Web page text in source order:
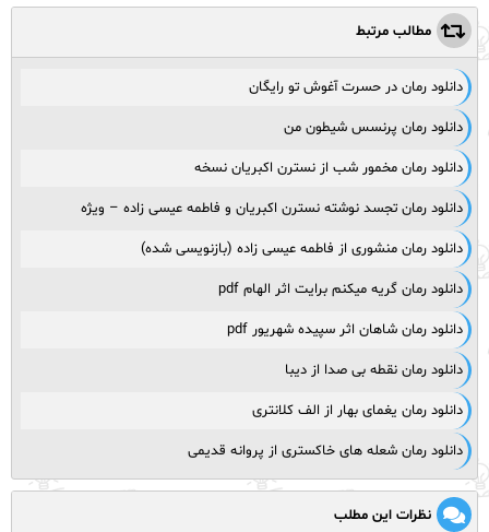
مطالب مرتبط
دانلود رمان در حسرت آغوش تو رایگان
دانلود رمان پرنسس شیطون من
دانلود رمان مخمور شب از نسترن اکبریان نسخه
دانلود رمان تجسد نوشته نسترن اکبریان و فاطمه عیسی زاده – ویژه
دانلود رمان منشوری از فاطمه عیسی زاده (بازنویسی شده)
دانلود رمان گریه میکنم برایت اثر الهام pdf
دانلود رمان شاهان اثر سپیده شهریور pdf
دانلود رمان نقطه بی صدا از دیبا
دانلود رمان یغمای بهار از الف کلانتری
دانلود رمان شعله های خاکستری از پروانه قدیمی
نظرات این مطلب